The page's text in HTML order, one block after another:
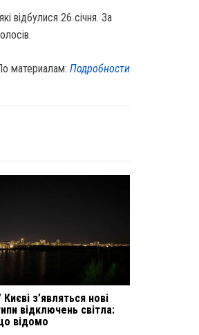
відбулися 26 січня. За
материалам:Подробности
Києві з’являться нові
відключень світла:
відомо